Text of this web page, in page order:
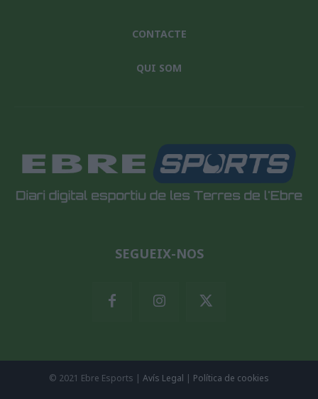
CONTACTE
QUI SOM
SEGUEIX-NOS
© 2021 Ebre Esports | Avís Legal | Política de cookies